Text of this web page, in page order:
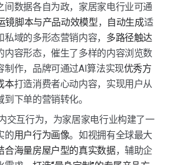
间数据各自为政，家居家电行业可通
镜脚本与产品动效模型， 自动生成适
域的多形态营销内容， 多路径触达
内容形态，催生了多样的内容浏览数
制作，品牌可通过AI算法实现优秀方
本打造消费者心动内容，实现用户从
下单的营销转化。
交互行为，为家居家电行业构建了一
的用户行为画像。如视拥有全球最大
合海量房屋户型的真实数据，辅助企